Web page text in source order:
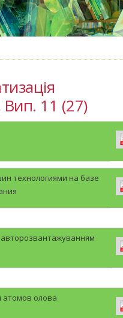
11 (27)
технологиями на базе
авторозвантажуванням
атомов олова